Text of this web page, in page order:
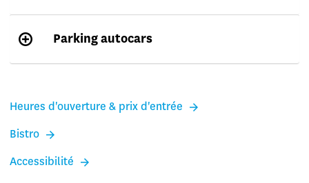
Parking autocars
Heures d'ouverture & prix d'entrée
Bistro
Accessibilité